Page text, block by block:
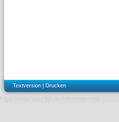
Textversion |Drucken